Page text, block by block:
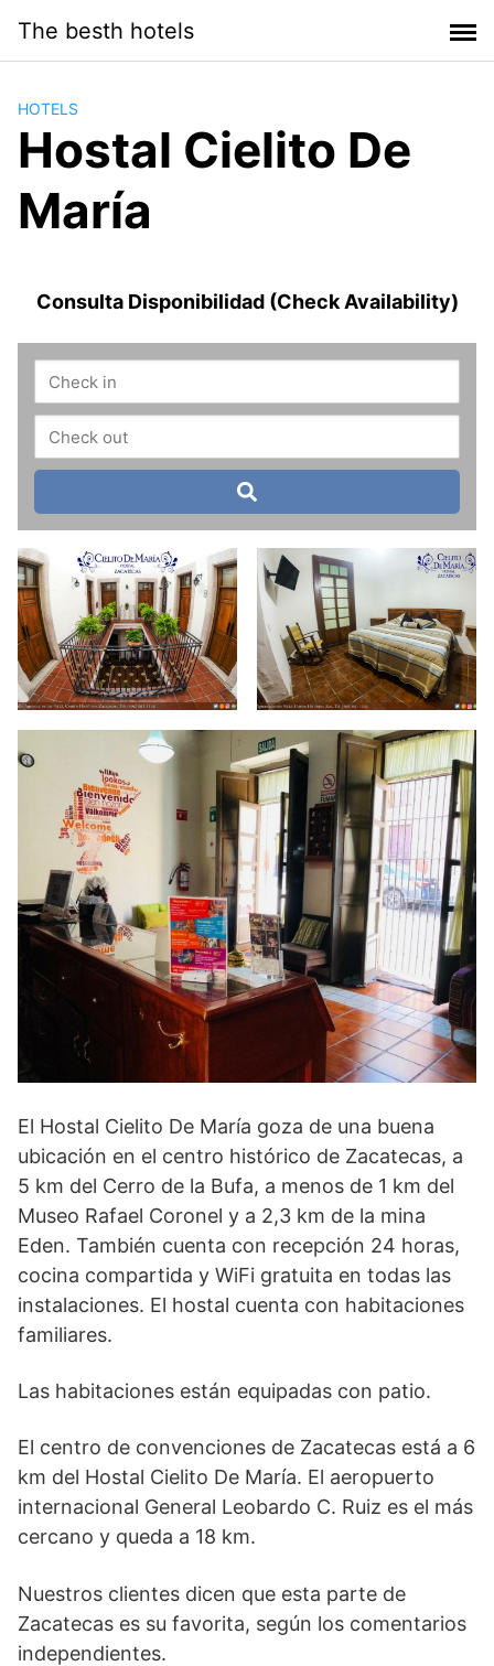
contenido
The besth hotels
HOTELS
Hostal Cielito De
María
Consulta Disponibilidad (Check Availability)
El Hostal Cielito De María goza de una buena
ubicación en el centro histórico de Zacatecas, a
5 km del Cerro de la Bufa, a menos de 1 km del
Museo Rafael Coronel y a 2,3 km de la mina
Eden. También cuenta con recepción 24 horas,
cocina compartida y WiFi gratuita en todas las
instalaciones. El hostal cuenta con habitaciones
familiares.
Las habitaciones están equipadas con patio.
El centro de convenciones de Zacatecas está a 6
km del Hostal Cielito De María. El aeropuerto
internacional General Leobardo C. Ruiz es el más
cercano y queda a 18 km.
Nuestros clientes dicen que esta parte de
Zacatecas es su favorita, según los comentarios
independientes.